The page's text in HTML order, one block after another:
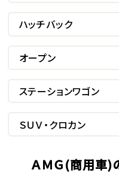
ハッチバック
オープン
ステーションワゴン
ＳＵＶ・クロカン
ＡＭＧ(商用車)